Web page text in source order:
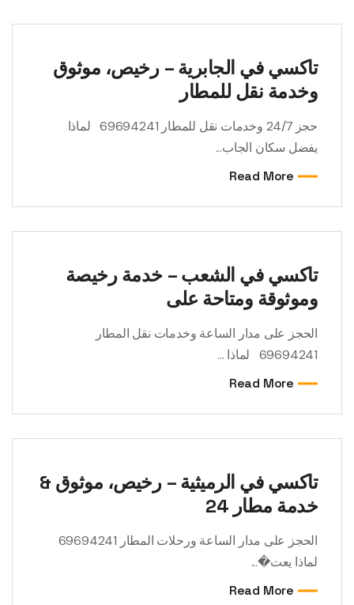
تاكسي في الجابرية – رخيص، موثوق
وخدمة نقل للمطار
حجز 24/7 وخدمات نقل للمطار 69694241 لماذا
يفضل سكان الجاب...
Read More
تاكسي في الشعب – خدمة رخيصة
وموثوقة ومتاحة على
الحجز على مدار الساعة وخدمات نقل المطار
69694241 لماذا ...
Read More
تاكسي في الرميثية – رخيص، موثوق &
خدمة مطار 24
لماذا يعت�...
Read More